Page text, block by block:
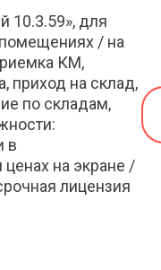
10.3.59», для
/ на
КМ,
приход на склад,
по складам,
в
ценах на экране /
лицензия